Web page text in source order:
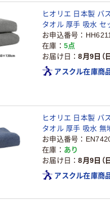
ヒオリエ 日本製 バ
タオル 厚手 吸水 セ
お申込番号
在庫
5点
お届け日
8月9日（日
アスクル在庫商
ヒオリエ 日本製 バ
タオル 厚手 吸水 無
お申込番号
在庫
あり
お届け日
8月9日（日
アスクル在庫商